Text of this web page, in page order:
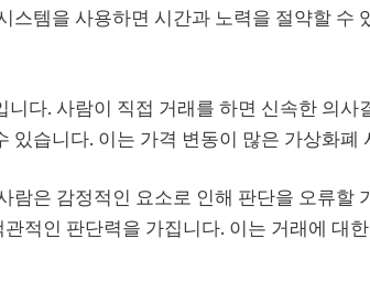
스템을 사용하면 시간과 노력을 절약할 수
다. 사람이 직접 거래를 하면 신속한 의
있습니다. 이는 가격 변동이 많은 가상화
람은 감정적인 요소로 인해 판단을 오류할
적인 판단력을 가집니다. 이는 거래에 대